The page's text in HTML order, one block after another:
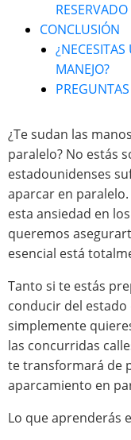
RESERVADO
CONCLUSIÓN
MANEJO?
¿Te sudan las
paralelo? No estás
estadounidenses
aparcar en
esta ansiedad en
queremos
esencial está
Tanto si te estás
conducir del estado
simplemente
las concurridas
te transformará de
aparcamiento en
Lo que aprenderás